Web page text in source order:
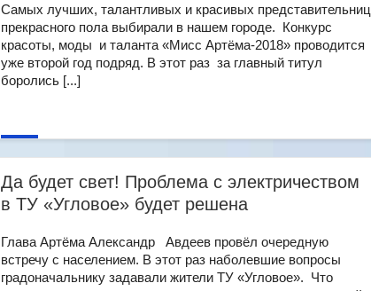
Самых лучших, талантливых и красивых представительниц
прекрасного пола выбирали в нашем городе. Конкурс
красоты, моды и таланта «Мисс Артёма-2018» проводится
уже второй год подряд. В этот раз за главный титул
боролись [...]
Да будет свет! Проблема с электричеством
в ТУ «Угловое» будет решена
Глава Артёма Александр Авдеев провёл очередную
встречу с населением. В этот раз наболевшие вопросы
градоначальнику задавали жители ТУ «Угловое». Что